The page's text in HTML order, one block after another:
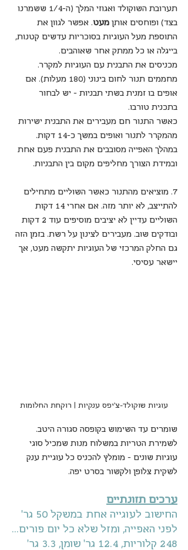
תערובת השוקולד ואגוזי המלך (ה-1/4 ששמרנו
בצד) ופוחסים אותן מעט. אפשר לגוון את
התוספת מעל העוגיות בסוכריות עדשים קטנות,
בייגלה או כל ממתק אחר שאוהבים.
מכניסים את התבנית עם העוגיות למקרר.
מחממים תנור לחום בינוני (180 מעלות). אם
אופים בו זמנית בשתי תבניות - יש לבחור
בתכנית טורבו.
כאשר התנור חם מעבירים את התבנית ישירות
מהמקרר לתנור ואופים במשך כ-14 דקות.
במהלך האפייה מסובבים את התבנית פעם אחת
ובמידת הצורך מחליפים מקום בין התבניות.
7. מוציאים מהתנור כאשר השוליים מתחילים
להתייצב, לא יותר מזה. אם אחרי 14 דקות
השוליים עדיין לא יציבים מוסיפים עוד 2 דקות
ובודקים שוב. מעבירים לצינון על רשת. בזמן הזה
גם החלק המרכזי של העוגיות יתקשה מעט, אך
יישאר עסיסי.
עוגיות שוקולד-צ'יפס ענקיות | רוקחת החלומות
שומרים עד השימוש בקופסה סגורה היטב.
לשמירת הטריות במשלוח מנות שמכיל סוגי
עוגיות שונים - מומלץ להכניס כל עוגיית ענק
לשקית צלופן ולקשור בסרט יפה.
ערכים תזונתיים
החישוב לעוגייה אחת במשקל 50 גר'
לפני האפייה, ומזל שלא כל יום פורים...
248 קלוריות, 12.4 גר' שומן, 3.3 גר'